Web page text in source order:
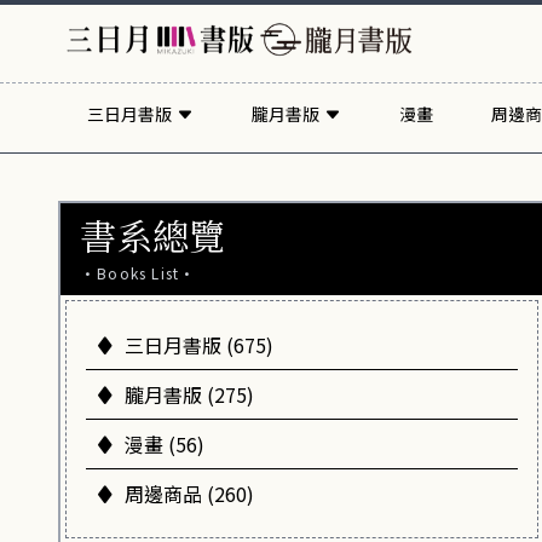
三日月書版 朧月書版 漫畫 周邊
書系總覽
·Books List·
三日月書版 (675)
朧月書版 (275)
漫畫 (56)
周邊商品 (260)